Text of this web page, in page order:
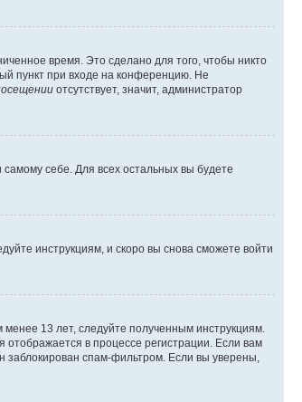
время. Это сделано для того, чтобы никто
пункт при входе на конференцию. Не
отсутствует, значит, администратор
себе. Для всех остальных вы будете
инструкциям, и скоро вы снова сможете войти
13 лет, следуйте полученным инструкциям.
в процессе регистрации. Если вам
спам-фильтром. Если вы уверены,